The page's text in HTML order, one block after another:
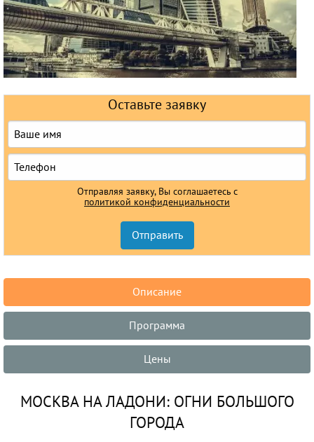
Оставьте заявку
Отправляя заявку, Вы соглашаетесь с
политикой конфиденциальности
Описание
Программа
Цены
МОСКВА НА ЛАДОНИ: ОГНИ БОЛЬШОГО
ГОРОДА